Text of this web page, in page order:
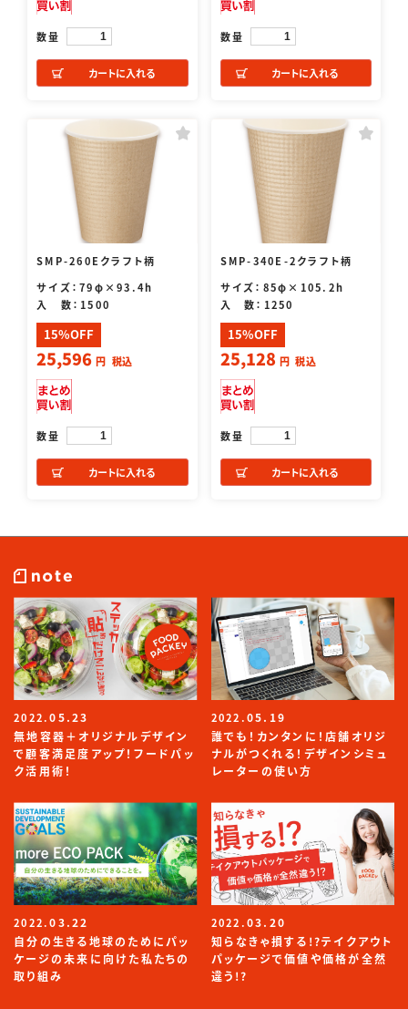
数量
カートに入れる
数量
カートに入れる
SMP-260Eクラフト柄
サイズ：79φ×93.4h
入 数：1500
15%OFF
25,596 円 税込
数量
カートに入れる
SMP-340E-2クラフト柄
サイズ：85φ×105.2h
入 数：1250
15%OFF
25,128 円 税込
数量
カートに入れる
2022.05.23
無地容器＋オリジナルデザイン
で顧客満足度アップ！フードパッ
ク活用術！
2022.05.19
誰でも！カンタンに！店舗オリジ
ナルがつくれる！デザインシミュ
レーターの使い方
2022.03.22
自分の生きる地球のためにパッ
ケージの未来に向けた私たちの
取り組み
2022.03.20
知らなきゃ損する!?テイクアウト
パッケージで価値や価格が全然
違う!?